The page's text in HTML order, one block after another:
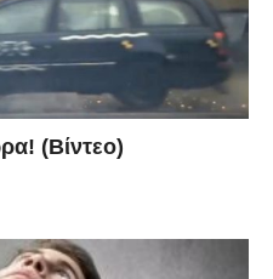
(Βίντεο)